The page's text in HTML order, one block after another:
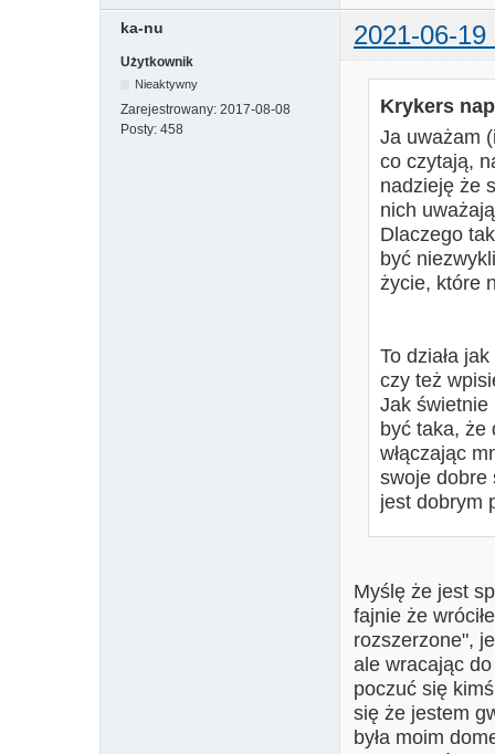
ka-nu 2021-06-19
Użytkownik
Nieaktywny
Zarejestrowany: 2017-08-08
Posty: 458
Krykers
Ja uważam
co czytają,
nadzieję że
nich
Dlaczego
być
życie,
To działa
czy też
Jak świetnie
być taka, że
włączając
swoje dobre
jest dobrym
Myślę że jest
fajnie że
rozszerzone",
ale wracając
poczuć się
się że jestem
była moim